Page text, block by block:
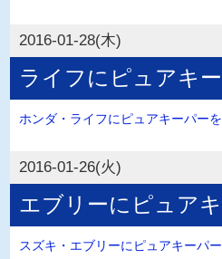
2016-01-28(木)
ライフにピュアキ
ホンダ・ライフにピュアキーパー
2016-01-26(火)
エブリーにピュア
スズキ・エブリーにピュアキーパ